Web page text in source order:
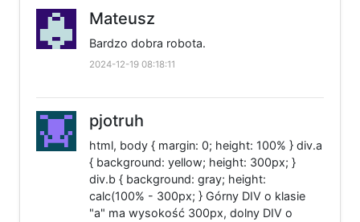
Mateusz
Bardzo dobra robota.
2024-12-19 08:18:11
pjotruh
html, body { margin: 0; height: 100% } div.a
{ background: yellow; height: 300px; }
div.b { background: gray; height:
calc(100% - 300px; } Górny DIV o klasie
"a" ma wysokość 300px, dolny DIV o